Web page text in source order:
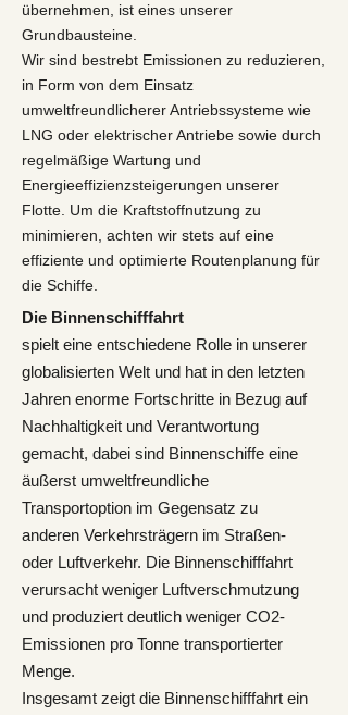
übernehmen, ist eines unserer
Grundbausteine.
Wir sind bestrebt Emissionen zu reduzieren
in Form von dem Einsatz
umweltfreundlicherer Antriebssysteme wie
LNG oder elektrischer Antriebe sowie durch
regelmäßige Wartung und
Energieeffizienzsteigerungen unserer
Flotte. Um die Kraftstoffnutzung zu
minimieren, achten wir stets auf eine
effiziente und optimierte Routenplanung für
die Schiffe.
Die Binnenschifffahrt
spielt eine entschiedene Rolle in unserer
globalisierten Welt und hat in den letzten
Jahren enorme Fortschritte in Bezug auf
Nachhaltigkeit und Verantwortung
gemacht, dabei sind Binnenschiffe eine
äußerst umweltfreundliche
Transportoption im Gegensatz zu
anderen Verkehrsträgern im Straßen-
oder Luftverkehr. Die Binnenschifffahrt
verursacht weniger Luftverschmutzung
und produziert deutlich weniger CO2-
Emissionen pro Tonne transportierter
Menge.
Insgesamt zeigt die Binnenschifffahrt ein